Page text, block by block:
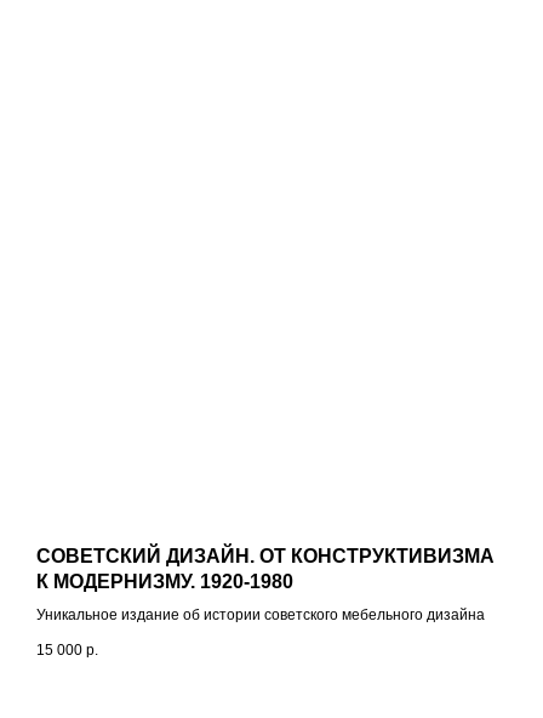
СОВЕТСКИЙ ДИЗАЙН. ОТ КОНСТРУКТИВИЗМА
К МОДЕРНИЗМУ. 1920-1980
Уникальное издание об истории советского мебельного дизайна
15 000 р.